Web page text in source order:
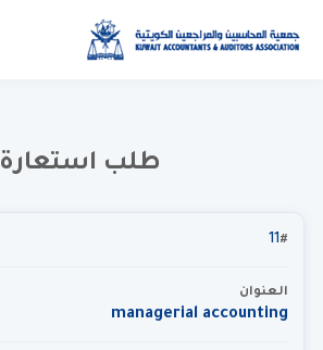
طلب استعارة
#
11
العنوان
managerial accounting